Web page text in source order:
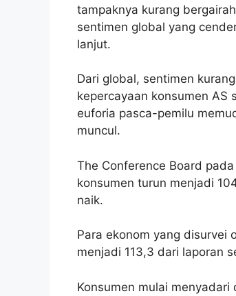
tampaknya kurang
sentimen global yang
lanjut.
Dari global, sentimen
kepercayaan konsumen AS
euforia pasca-pemilu
muncul.
The Conference Board
konsumen turun menjadi
naik.
Para ekonom yang disurvei
menjadi 113,3 dari laporan
Konsumen mulai